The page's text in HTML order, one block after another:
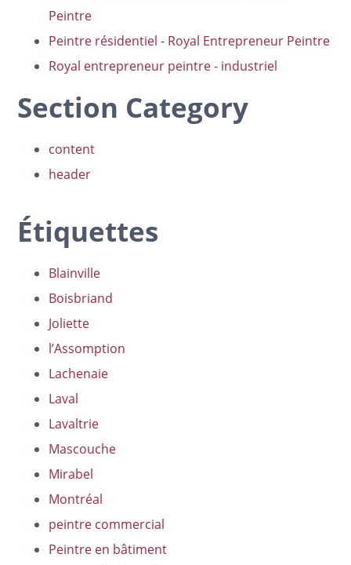
Peintre
Peintre résidentiel - Royal Entrepreneur Peintre
Royal entrepreneur peintre - industriel
Section Category
content
header
Étiquettes
Blainville
Boisbriand
Joliette
l’Assomption
Lachenaie
Laval
Lavaltrie
Mascouche
Mirabel
Montréal
peintre commercial
Peintre en bâtiment